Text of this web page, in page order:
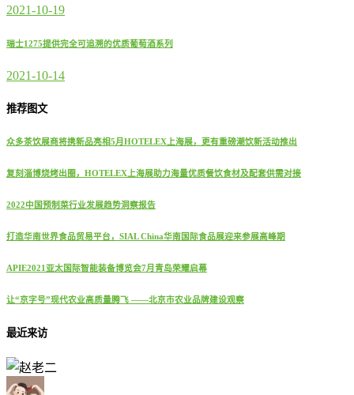
2021-10-19
瑞士1275提供完全可追溯的优质葡萄酒系列
2021-10-14
推荐图文
众多茶饮展商将携新品亮相5月HOTELEX上海展，更有重磅潮饮新活动推出
复刻淄博烧烤出圈，HOTELEX上海展助力海量优质餐饮食材及配套供需对接
2022中国预制菜行业发展趋势洞察报告
打造华南世界食品贸易平台，SIAL China华南国际食品展迎来参展高峰期
APIE2021亚太国际智能装备博览会7月青岛荣耀启幕
让“京字号”现代农业高质量腾飞 ——北京市农业品牌建设观察
最近来访